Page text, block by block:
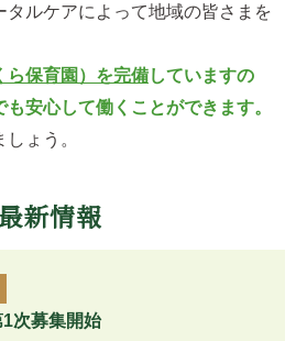
ルケアによって地域の皆さまを
ら保育園）を完備していますの
安心して働くことができます。
ょう。
新情報
次募集開始